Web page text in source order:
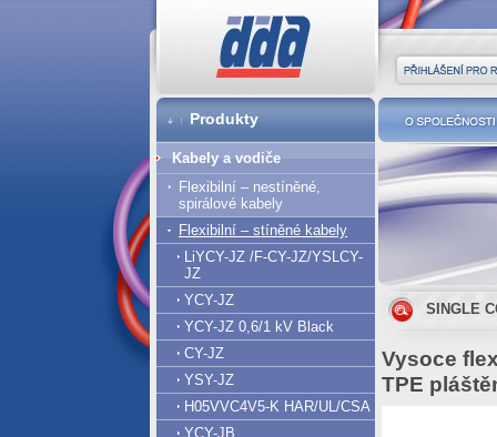
SINGLE
Vysoce
TPE
O
Produkty
Kabely a vodiče
Flexibilní – nestíněné,
spirálové kabely
Flexibilní – stíněné kabely
LiYCY-JZ /F-CY-JZ/YSLCY-
JZ
YCY-JZ
YCY-JZ 0,6/1 kV Black
CY-JZ
YSY-JZ
H05VVC4V5-K HAR/UL/CSA
YCY-JB
Přihlášení pro